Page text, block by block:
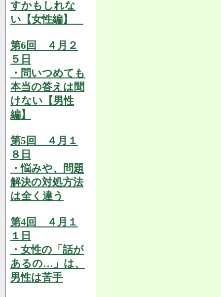
すかもしれな
い【女性編】
第6回 ４月２
５日
・問いつめても
本当の答えは聞
けない【男性
編】
第5回 ４月１
８日
・悩みや、問題
解決の対処方法
は全く違う
第4回 ４月１
１日
・女性の「話が
あるの…」は、
男性は苦手